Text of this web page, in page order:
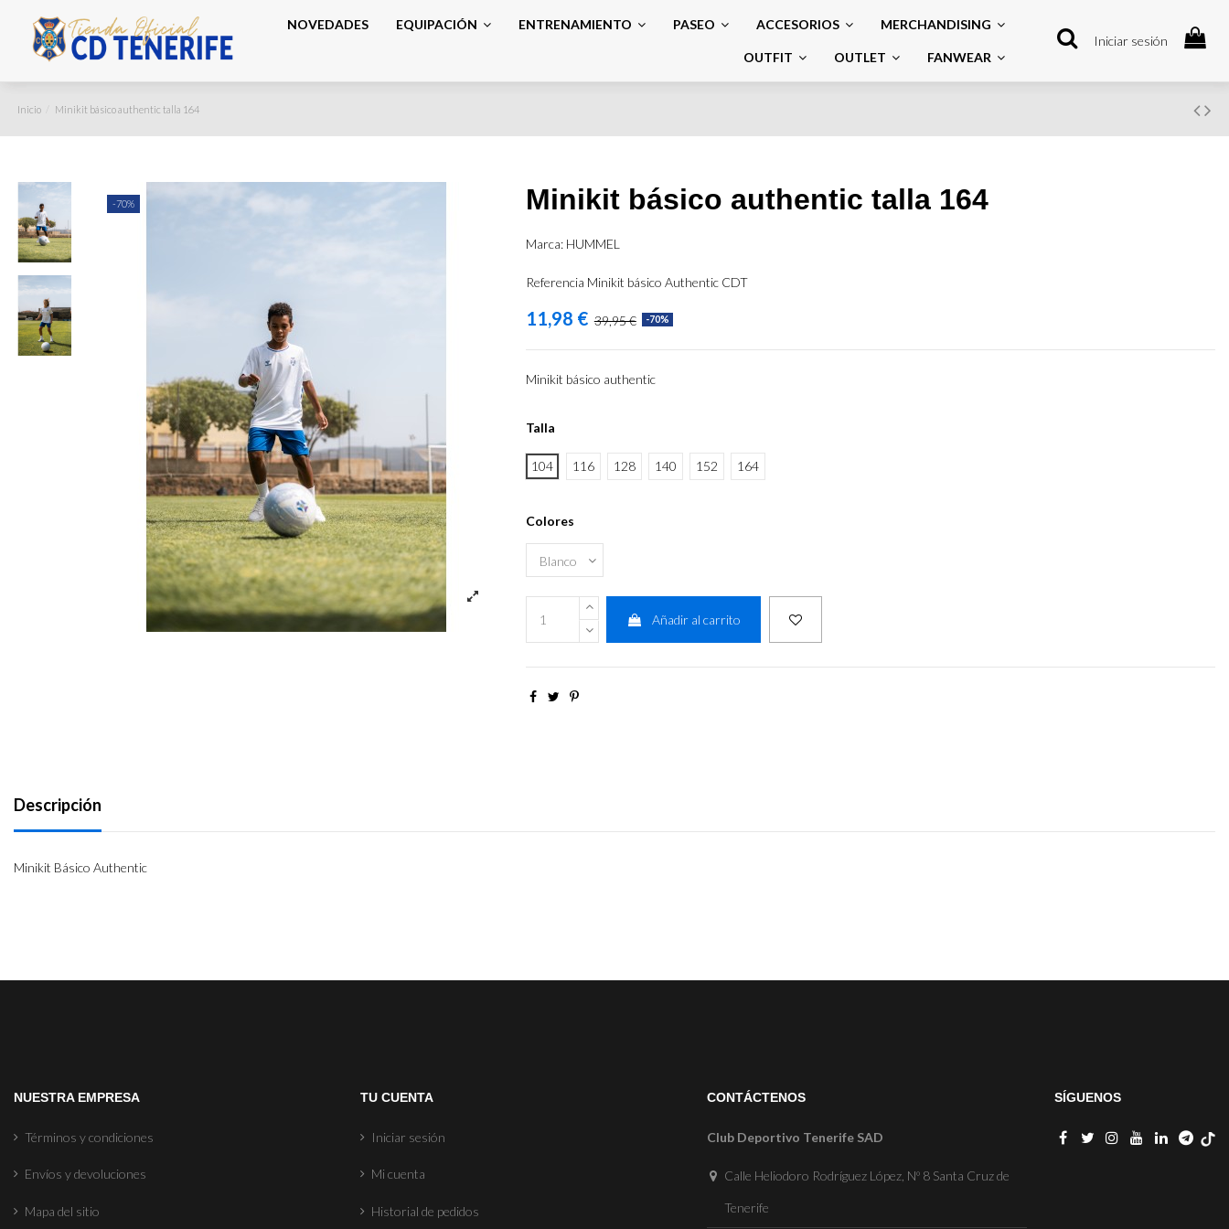
NOVEDADES EQUIPACIÓN ENTRENAMIENTO PASEO ACCESORIOS MERCHANDISING
OUTFIT OUTLET FANWEAR
Iniciar sesión
Inicio Minikit básico authentic talla 164
-70% Minikit básico authentic talla 164
Marca: HUMMEL
Referencia Minikit básico Authentic CDT
11,98 € 39,95 € -70%
Minikit básico authentic
Talla
104 116 128 140 152 164
Colores
Añadir al carrito
Descripción
Minikit Básico Authentic
NUESTRA EMPRESA
Términos y condiciones
Envíos y devoluciones
Mapa del sitio
TU CUENTA
Iniciar sesión
Mi cuenta
Historial de pedidos
CONTÁCTENOS
Club Deportivo Tenerife SAD
Calle Heliodoro Rodríguez López, Nº 8 Santa Cruz de
Tenerife
SÍGUENOS